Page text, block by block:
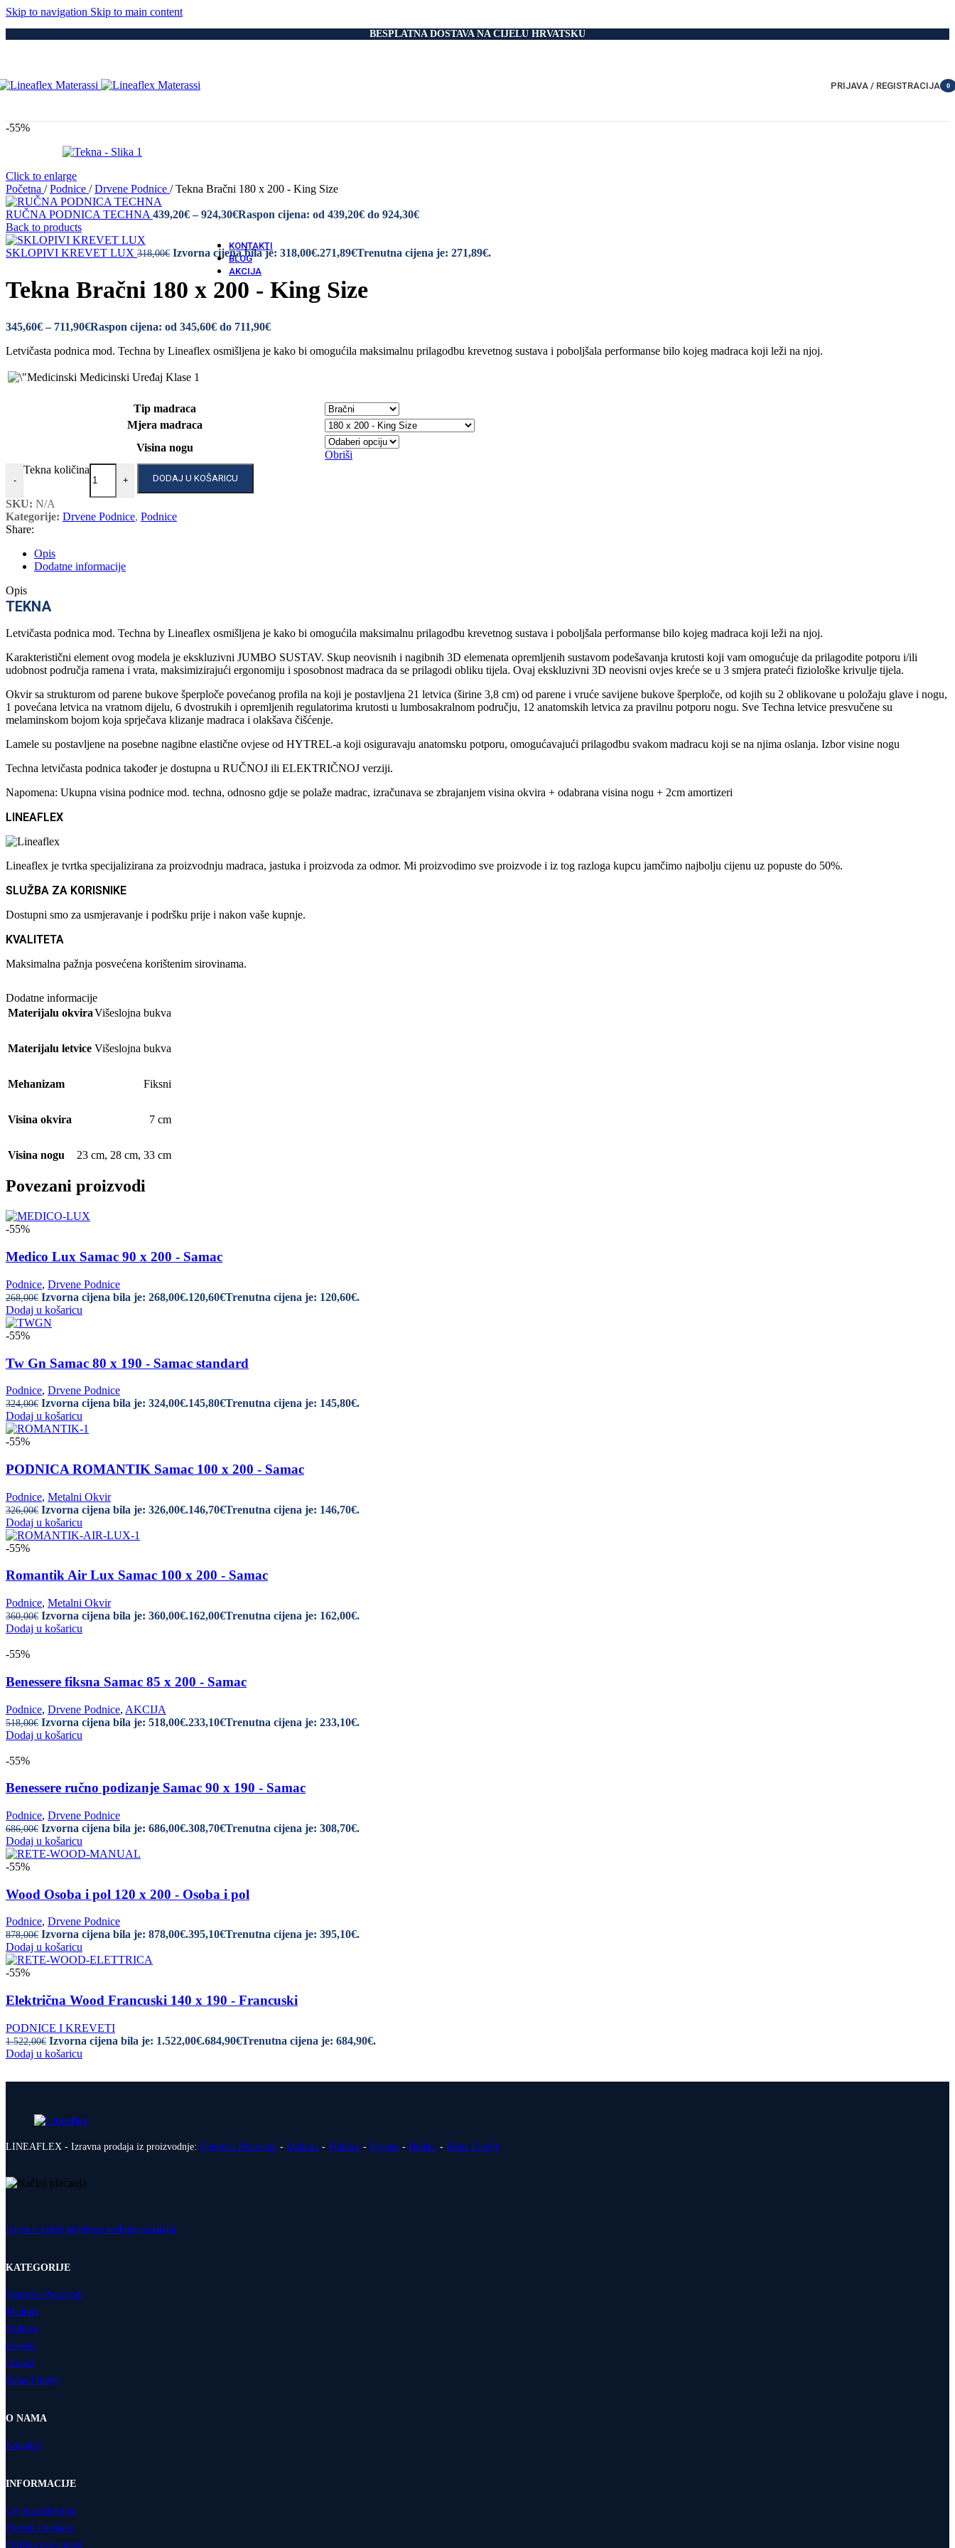
Skip to navigation Skip to main content
BESPLATNA DOSTAVA NA CIJELU HRVATSKU
Drvene Podnice
Metalni Okvir
Relax Fotelje
Vatro Otporni Madraci
KONTAKTI
BLOG
AKCIJA
PRIJAVA / REGISTRACIJA
0
-55%
Click to enlarge
Početna / Podnice / Drvene Podnice / Tekna Bračni 180 x 200 - King Size
RUČNA PODNICA TECHNA 439,20€ – 924,30€Raspon cijena: od 439,20€ do 924,30€
Back to products
SKLOPIVI KREVET LUX 318,00€ Izvorna cijena bila je: 318,00€.271,89€Trenutna cijena je: 271,89€.
Tekna Bračni 180 x 200 - King Size
345,60€ – 711,90€Raspon cijena: od 345,60€ do 711,90€
Letvičasta podnica mod. Techna by Lineaflex osmišljena je kako bi omogućila maksimalnu prilagodbu krevetnog sustava i poboljšala performanse bilo kojeg madraca koji leži na njoj.
Medicinski Uređaj Klase 1
Tip madraca
Mjera madraca
Visina nogu
Obriši
-
Tekna količina
+ DODAJ U KOŠARICU
SKU: N/A
Kategorije: Drvene Podnice, Podnice
Share:
Opis
Dodatne informacije
Opis
TEKNA
Letvičasta podnica mod. Techna by Lineaflex osmišljena je kako bi omogućila maksimalnu prilagodbu krevetnog sustava i poboljšala performanse bilo kojeg madraca koji leži na njoj.
Karakteristični element ovog modela je ekskluzivni JUMBO SUSTAV. Skup neovisnih i nagibnih 3D elemenata opremljenih sustavom podešavanja krutosti koji vam omogućuje da prilagodite potporu i/ili
udobnost područja ramena i vrata, maksimizirajući ergonomiju i sposobnost madraca da se prilagodi obliku tijela. Ovaj ekskluzivni 3D neovisni ovjes kreće se u 3 smjera prateći fiziološke krivulje tijela.
Okvir sa strukturom od parene bukove šperploče povećanog profila na koji je postavljena 21 letvica (širine 3,8 cm) od parene i vruće savijene bukove šperploče, od kojih su 2 oblikovane u položaju glave i nogu,
1 povećana letvica na vratnom dijelu, 6 dvostrukih i opremljenih regulatorima krutosti u lumbosakralnom području, 12 anatomskih letvica za pravilnu potporu nogu. Sve Techna letvice presvučene su
melaminskom bojom koja sprječava klizanje madraca i olakšava čišćenje.
Lamele su postavljene na posebne nagibne elastične ovjese od HYTREL-a koji osiguravaju anatomsku potporu, omogućavajući prilagodbu svakom madracu koji se na njima oslanja. Izbor visine nogu
Techna letvičasta podnica također je dostupna u RUČNOJ ili ELEKTRIČNOJ verziji.
Napomena: Ukupna visina podnice mod. techna, odnosno gdje se polaže madrac, izračunava se zbrajanjem visina okvira + odabrana visina nogu + 2cm amortizeri
LINEAFLEX
Lineaflex je tvrtka specijalizirana za proizvodnju madraca, jastuka i proizvoda za odmor. Mi proizvodimo sve proizvode i iz tog razloga kupcu jamčimo najbolju cijenu uz popuste do 50%.
SLUŽBA ZA KORISNIKE
Dostupni smo za usmjeravanje i podršku prije i nakon vaše kupnje.
KVALITETA
Maksimalna pažnja posvećena korištenim sirovinama.
Dodatne informacije
Materijalu okviraVišeslojna bukva
Materijalu letvice Višeslojna bukva
Mehanizam Fiksni
Visina okvira 7 cm
Visina nogu 23 cm, 28 cm, 33 cm
Povezani proizvodi
-55%
Medico Lux Samac 90 x 200 - Samac
Podnice, Drvene Podnice
268,00€ Izvorna cijena bila je: 268,00€.120,60€Trenutna cijena je: 120,60€.
Dodaj u košaricu
-55%
Tw Gn Samac 80 x 190 - Samac standard
Podnice, Drvene Podnice
324,00€ Izvorna cijena bila je: 324,00€.145,80€Trenutna cijena je: 145,80€.
Dodaj u košaricu
-55%
PODNICA ROMANTIK Samac 100 x 200 - Samac
Podnice, Metalni Okvir
326,00€ Izvorna cijena bila je: 326,00€.146,70€Trenutna cijena je: 146,70€.
Dodaj u košaricu
-55%
Romantik Air Lux Samac 100 x 200 - Samac
Podnice, Metalni Okvir
360,00€ Izvorna cijena bila je: 360,00€.162,00€Trenutna cijena je: 162,00€.
Dodaj u košaricu
-55%
Benessere fiksna Samac 85 x 200 - Samac
Podnice, Drvene Podnice, AKCIJA
518,00€ Izvorna cijena bila je: 518,00€.233,10€Trenutna cijena je: 233,10€.
Dodaj u košaricu
-55%
Benessere ručno podizanje Samac 90 x 190 - Samac
Podnice, Drvene Podnice
686,00€ Izvorna cijena bila je: 686,00€.308,70€Trenutna cijena je: 308,70€.
Dodaj u košaricu
-55%
Wood Osoba i pol 120 x 200 - Osoba i pol
Podnice, Drvene Podnice
878,00€ Izvorna cijena bila je: 878,00€.395,10€Trenutna cijena je: 395,10€.
Dodaj u košaricu
-55%
Električna Wood Francuski 140 x 190 - Francuski
PODNICE I KREVETI
1.522,00€ Izvorna cijena bila je: 1.522,00€.684,90€Trenutna cijena je: 684,90€.
Dodaj u košaricu
LINEAFLEX - Izravna prodaja iz proizvodnje: Negorivi Proizvodi - Madraci - Podnice - Kreveti - Dodaci - Relax Fotelje
Izjava o zaštiti prijenosa osobnih podataka
KATEGORIJE
Negorivi Proizvodi
Madraci
Podnice
Kreveti
Dodaci
Relax Fotelje
O NAMA
Kontakti
INFORMACIJE
Uvjeti poslovanja
Povrati i dostava
Politika privatnosti